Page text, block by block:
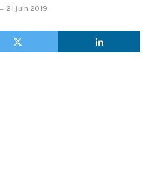
21 juin 2019